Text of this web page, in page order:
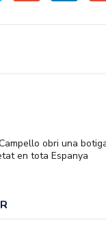
obri una
en tota Espanya